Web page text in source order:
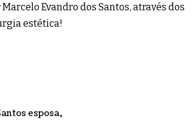
Evandro dos Santos, através dos
estética!
esposa